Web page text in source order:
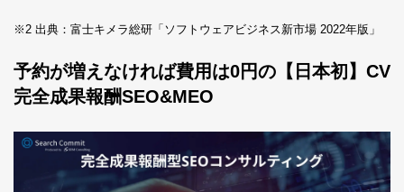
※2 出典：富士キメラ総研「ソフトウェアビジネス新市場 2022年版」
予約が増えなければ費用は0円の【日本初】CV
完全成果報酬SEO&MEO